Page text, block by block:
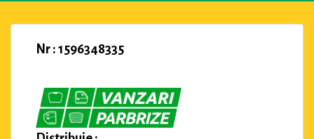
Nr : 1596348335